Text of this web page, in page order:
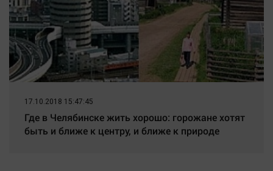
17.10.2018 15:47:45
Где в Челябинске жить хорошо: горожане хотят
быть и ближе к центру, и ближе к природе